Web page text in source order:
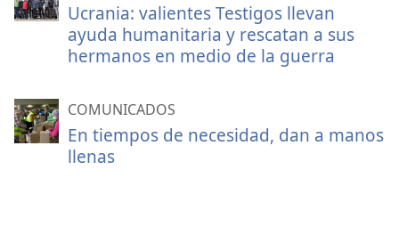
Ucrania: valientes Testigos llevan
ayuda humanitaria y rescatan a sus
hermanos en medio de la guerra
COMUNICADOS
En tiempos de necesidad, dan a manos
llenas